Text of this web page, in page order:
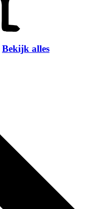
Bekijk alles